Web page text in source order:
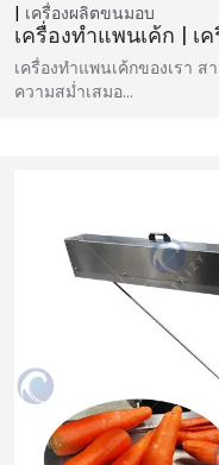
เครื่องผลิตขนมอบ
เครื่องทำแพนเค้ก | เ
เครื่องทำแพนเค้กของเรา
ความสม่ำเสมอ...